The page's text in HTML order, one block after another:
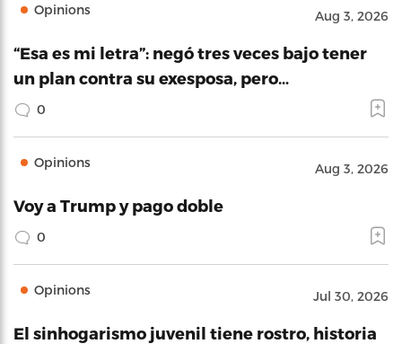
Opinions Aug 3, 2026
“Esa es mi letra”: negó tres veces bajo tener
un plan contra su exesposa, pero…
0
Opinions Aug 3, 2026
Voy a Trump y pago doble
0
Opinions Jul 30, 2026
El sinhogarismo juvenil tiene rostro, historia